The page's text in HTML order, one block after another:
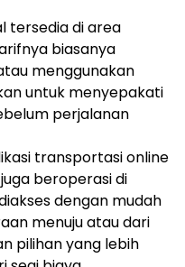
tersedia di area
biasanya
menggunakan
untuk menyepakati
perjalanan
transportasi online
beroperasi di
dengan mudah
menuju atau dari
pilihan yang lebih